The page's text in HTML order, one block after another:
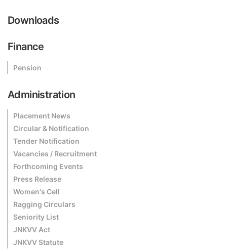
Downloads
Finance
Pension
Administration
Placement News
Circular & Notification
Tender Notification
Vacancies / Recruitment
Forthcoming Events
Press Release
Women's Cell
Ragging Circulars
Seniority List
JNKVV Act
JNKVV Statute